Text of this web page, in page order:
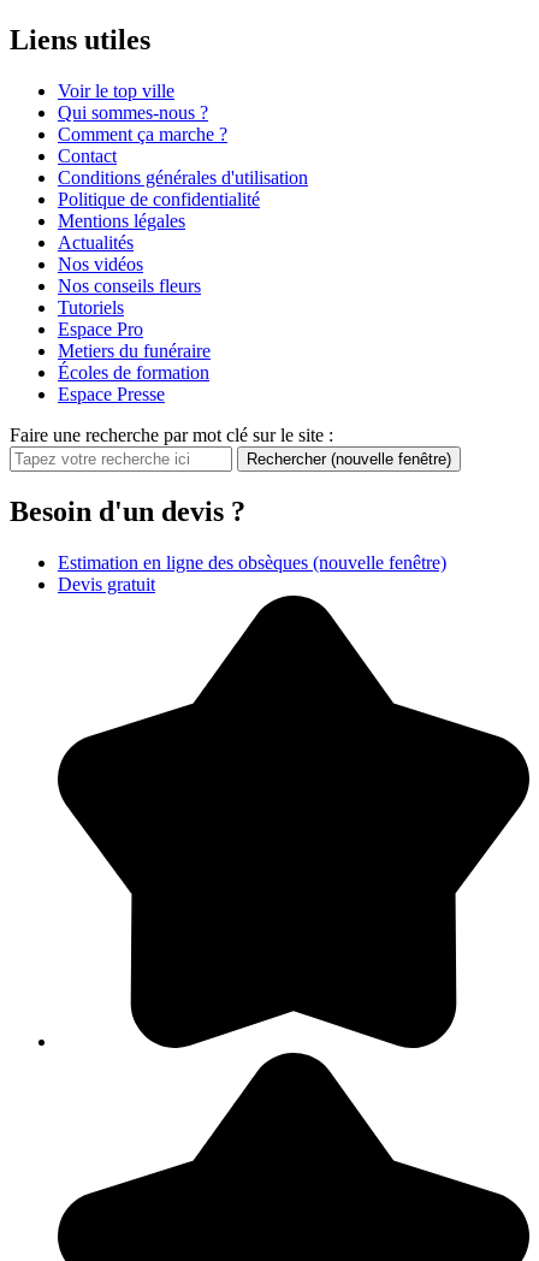
Liens utiles
Voir le top ville
Qui sommes-nous ?
Comment ça marche ?
Contact
Conditions générales d'utilisation
Politique de confidentialité
Mentions légales
Actualités
Nos vidéos
Nos conseils fleurs
Tutoriels
Espace Pro
Metiers du funéraire
Écoles de formation
Espace Presse
Faire une recherche par mot clé sur le site :
Rechercher (nouvelle fenêtre)
Besoin d'un devis ?
Estimation en ligne des obsèques (nouvelle fenêtre)
Devis gratuit